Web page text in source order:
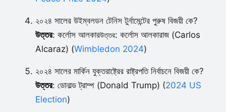
২০২৪ সালের উইম্বলডন টেনিস টুর্নামেন্টের পুরুষ বিজয়ী কে?
উত্তর: কর্লোস আলকারউত্তর: কর্লোস আলকারাজ (Carlos
Alcaraz) (Wimbledon 2024)
২০২৪ সালের মার্কিন যুক্তরাষ্ট্রের রাষ্ট্রপতি নির্বাচনে বিজয়ী কে?
উত্তর: ডোনাল্ড ট্রাম্প (Donald Trump) (2024 US
Election)